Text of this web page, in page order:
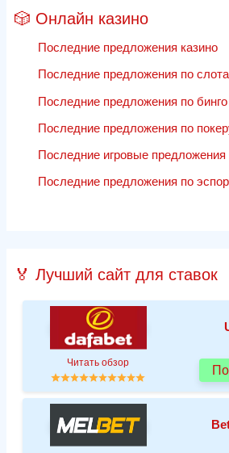
🎲 Онлайн казино
Последние предложения казино
Последние предложения по
Последние предложения по бинго
Последние предложения по
Последние игровые предложения
Последние предложения по
🏅 Лучший сайт для ставок
Читать обзор